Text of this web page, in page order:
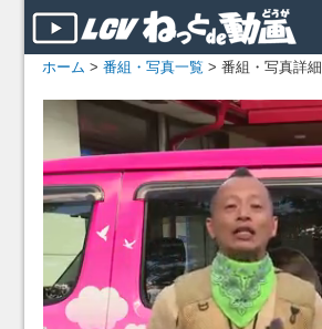
ホーム > 番組・写真一覧 > 番組・写真詳細